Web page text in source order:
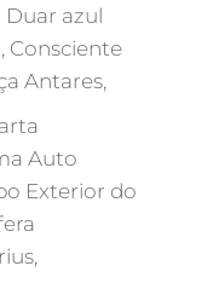
azul
Consciente
Antares,
Auto
Exterior do